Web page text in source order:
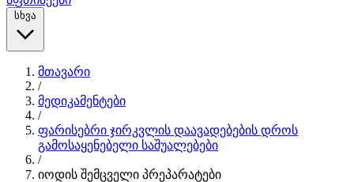
სხვა
მთავარი
/
მედიკამენტები
/
ფარისებრი ჯირკვლის დაავადებების დროს
გამოსაყენებელი საშუალებები
/
იოდის შემცველი პრეპარატები